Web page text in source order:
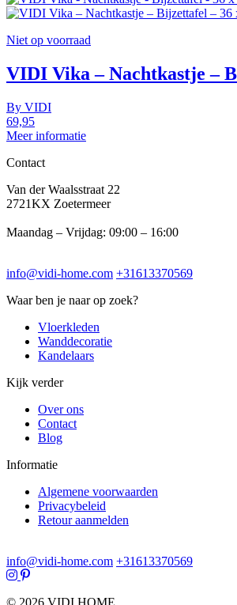
Niet op voorraad
VIDI Vika – Nachtkastje –
By VIDI
69,95
Meer informatie
Contact
Van der Waalsstraat 22
2721KX Zoetermeer
Maandag – Vrijdag: 09:00 – 16:00
info@vidi-home.com +31613370569
Waar ben je naar op zoek?
Vloerkleden
Wanddecoratie
Kandelaars
Kijk verder
Over ons
Contact
Blog
Informatie
Algemene voorwaarden
Privacybeleid
Retour aanmelden
info@vidi-home.com +31613370569
© 2026 VIDI HOME.